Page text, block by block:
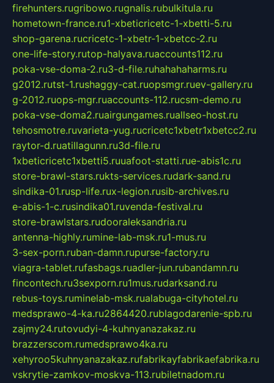
firehunters.rugribowo.rugnalis.rubulkitula.ru
hometown-france.ru1-xbeticricetc-1-xbetti-5.ru
shop-garena.rucricetc-1-xbetr-1-xbetcc-2.ru
one-life-story.rutop-halyava.ruaccounts112.ru
poka-vse-doma-2.ru3-d-file.ruhahahaharms.ru
g2012.rutst-1.rushaggy-cat.ruopsmgr.ruev-gallery.ru
g-2012.ruops-mgr.ruaccounts-112.rucsm-demo.ru
poka-vse-doma2.ruairgungames.ruallseo-host.ru
tehosmotre.ruvarieta-yug.rucricetc1xbetr1xbetcc2.ru
raytor-d.ruatillagunn.ru3d-file.ru
1xbeticricetc1xbetti5.ruuafoot-statti.rue-abis1c.ru
store-brawl-stars.rukts-services.rudark-sand.ru
sindika-01.rusp-life.rux-legion.rusib-archives.ru
e-abis-1-c.rusindika01.ruvenda-festival.ru
store-brawlstars.rudooraleksandria.ru
antenna-highly.rumine-lab-msk.ru1-mus.ru
3-sex-porn.ruban-damn.rupurse-factory.ru
viagra-tablet.rufasbags.ruadler-jun.rubandamn.ru
fincontech.ru3sexporn.ru1mus.rudarksand.ru
rebus-toys.ruminelab-msk.rualabuga-cityhotel.ru
medsprawo-4-ka.ru2864420.rublagodarenie-spb.ru
zajmy24.rutovudyi-4-kuhnyanazakaz.ru
brazzerscom.rumedsprawo4ka.ru
xehyroo5kuhnyanazakaz.rufabrikayfabrikaefabrika.ru
vskrytie-zamkov-moskva-113.rubiletnadom.ru